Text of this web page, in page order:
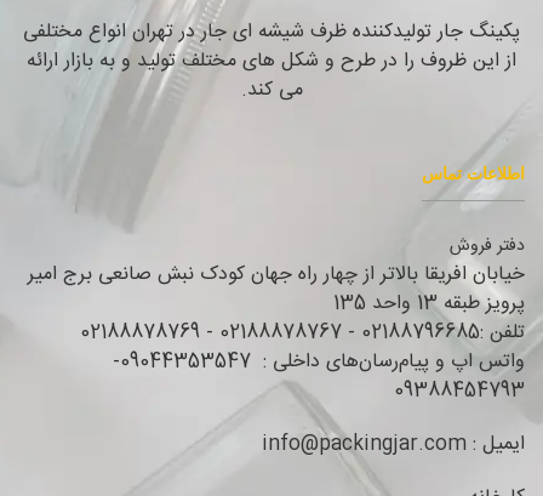
پکینگ جار تولیدکننده ظرف شیشه ای جار در تهران انواع مختلفی
از این ظروف را در طرح و شکل های مختلف تولید و به بازار ارائه
می کند.
اطلاعات تماس
دفتر فروش
خیابان افریقا بالاتر از چهار راه جهان کودک نبش صانعی برج امیر
پرویز طبقه 13 واحد 135
تلفن :02188796685 - 02188878767 - 02188878769
واتس اپ و پیام‌رسان‌های داخلی : 09044353547-
09388454793
ایمیل : info@packingjar.com